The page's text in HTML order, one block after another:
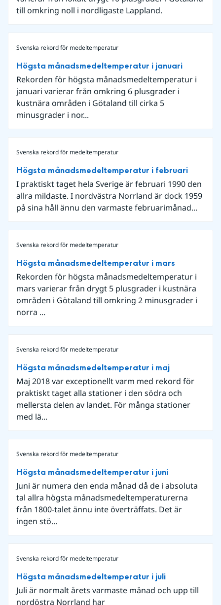
till omkring noll i nordligaste Lappland.
Svenska rekord för medeltemperatur
Högsta månadsmedeltemperatur i januari
Rekorden för högsta månadsmedeltemperatur i
januari varierar från omkring 6 plusgrader i
kustnära områden i Götaland till cirka 5
minusgrader i nor...
Svenska rekord för medeltemperatur
Högsta månadsmedeltemperatur i februari
I praktiskt taget hela Sverige är februari 1990 den
allra mildaste. I nordvästra Norrland är dock 1959
på sina håll ännu den varmaste februarimånad...
Svenska rekord för medeltemperatur
Högsta månadsmedeltemperatur i mars
Rekorden för högsta månadsmedeltemperatur i
mars varierar från drygt 5 plusgrader i kustnära
områden i Götaland till omkring 2 minusgrader i
norra ...
Svenska rekord för medeltemperatur
Högsta månadsmedeltemperatur i maj
Maj 2018 var exceptionellt varm med rekord för
praktiskt taget alla stationer i den södra och
mellersta delen av landet. För många stationer
med lä...
Svenska rekord för medeltemperatur
Högsta månadsmedeltemperatur i juni
Juni är numera den enda månad då de i absoluta
tal allra högsta månadsmedeltemperaturerna
från 1800-talet ännu inte överträffats. Det är
ingen stö...
Svenska rekord för medeltemperatur
Högsta månadsmedeltemperatur i juli
Juli är normalt årets varmaste månad och upp till
nordöstra Norrland har